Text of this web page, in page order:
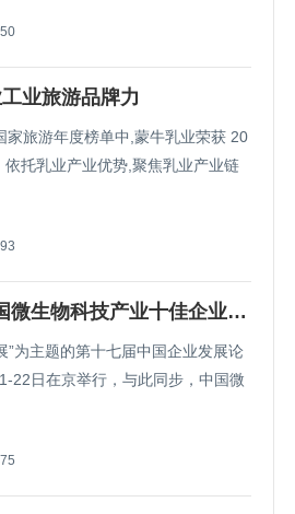
业旅游品牌力
旅游年度榜单中,蒙牛乳业荣获 20
依托乳业产业优势,聚焦乳业产业链
深圳市禾阳燊科技荣获“2019年度中国微生物科技产业十佳企业”称号
”为主题的第十七届中国企业发展论
22日在京举行，与此同步，中国微